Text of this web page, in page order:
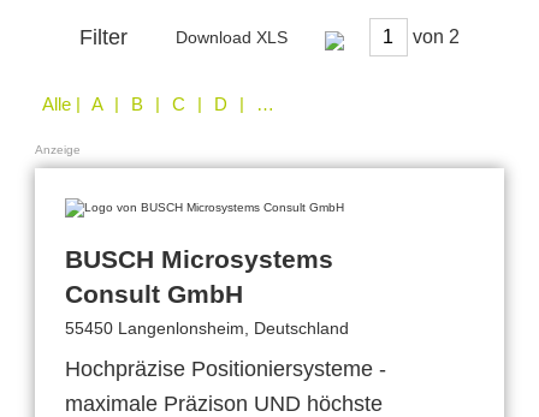
Filter Download XLS von
Alle | A | B | C | D | E | F | H | I | J | L | M | P | R | S | T | W
Anzeige
BUSCH Microsystems
Consult GmbH
55450 Langenlonsheim, Deutschland
Hochpräzise Positioniersysteme -
maximale Präzison UND höchste